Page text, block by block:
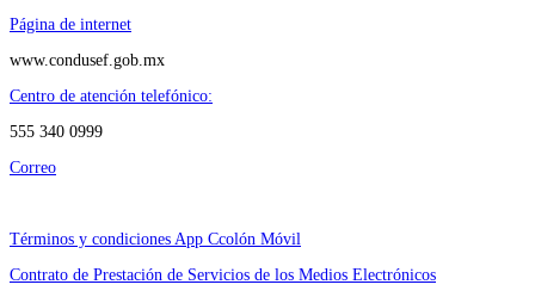
Página de internet
www.condusef.gob.mx
Centro de atención telefónico:
555 340 0999
Correo
Términos y condiciones App Ccolón Móvil
Contrato de Prestación de Servicios de los Medios Electrónicos